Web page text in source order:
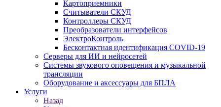
Картоприемники
Считыватели СКУД
Контроллеры СКУД
Преобразователи интерфейсов
ЭлектроКонтроль
Бесконтактная идентификация COVID-19
Серверы для ИИ и нейросетей
Системы звукового оповещения и музыкальной
трансляции
Оборудование и аксессуары для БПЛА
Услуги
Назад